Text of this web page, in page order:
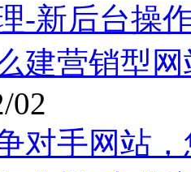
-新后台操
建营销型
02
对手网站